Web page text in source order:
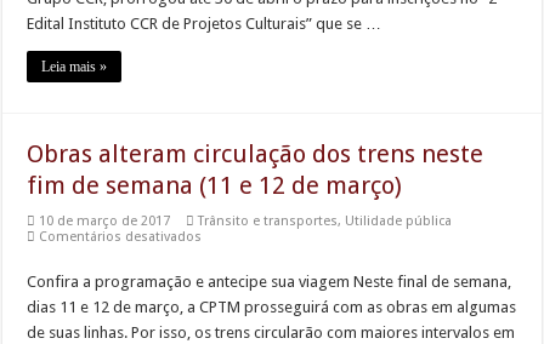
Grupo de Gestantes reforça acolhimento e orientação às futuras mamães em
Planejamento Familiar promove informação e acolhimento na USF Ariston
culturais
Edital Instituto CCR de Projetos Culturais” que se …
Leia mais »
Obras alteram circulação dos trens neste
fim de semana (11 e 12 de março)
10 de março de 2017 Trânsito e transportes, Utilidade pública
Comentários desativados
circulação
dos
trens
neste
Confira a programação e antecipe sua viagem Neste final de semana,
dias 11 e 12 de março, a CPTM prosseguirá com as obras em algumas
de suas linhas. Por isso, os trens circularão com maiores intervalos em